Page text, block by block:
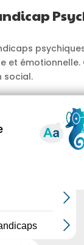
et
social.
handicaps ne
de
et à des
et